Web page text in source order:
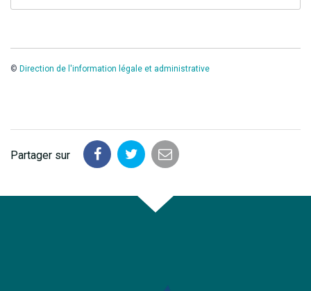
© Direction de l'information légale et administrative
Partager sur
Partager
Facebook
Partager
Twitter
Partager
email